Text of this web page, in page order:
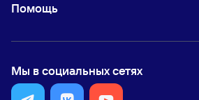
Помощь
Мы в социальных сетях